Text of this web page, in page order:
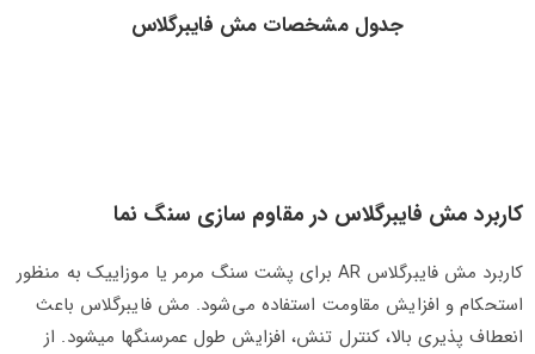
جدول مشخصات مش فایبرگلاس
کاربرد مش فایبرگلاس در مقاوم سازی سنگ نما
کاربرد مش فایبرگلاس AR برای پشت سنگ مرمر یا موزاییک به منظور
استحکام و افزایش مقاومت استفاده می‌شود. مش فایبرگلاس باعث
انعطاف پذیری بالا، کنترل تنش، افزایش طول عمرسنگها میشود. از